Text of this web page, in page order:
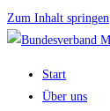
Zum Inhalt springen
Start
Über uns